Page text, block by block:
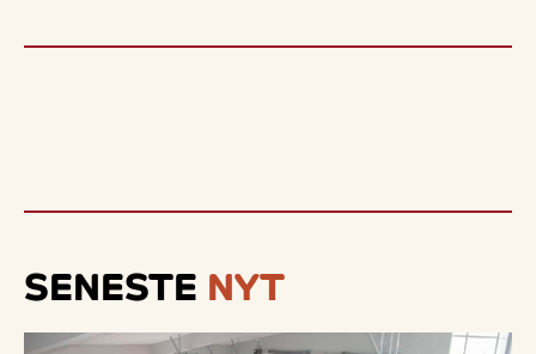
SENESTE NYT